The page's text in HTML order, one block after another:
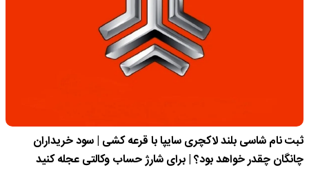
ثبت نام شاسی بلند لاکچری سایپا با قرعه کشی | سود خریداران
چانگان چقدر خواهد بود؟ | برای شارژ حساب وکالتی عجله کنید